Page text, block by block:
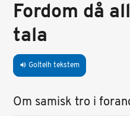
Fordom då
tala
volume_up Goltelh tekstem
Om samisk tro i